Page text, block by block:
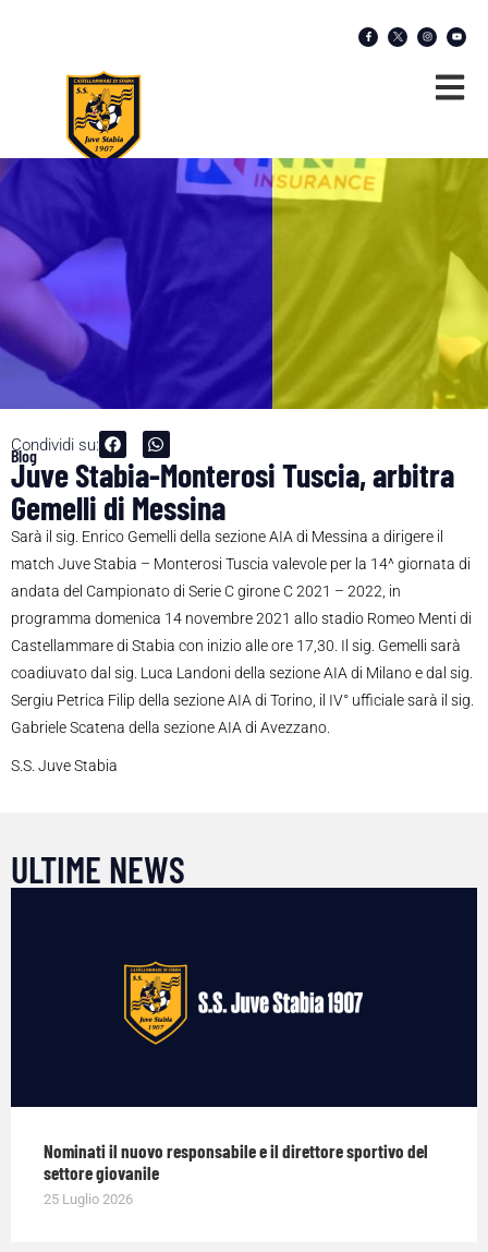
Condividi su:
Blog
Juve Stabia-Monterosi Tuscia, arbitra
Gemelli di Messina
Sarà il sig. Enrico Gemelli della sezione AIA di Messina a dirigere il
match Juve Stabia – Monterosi Tuscia valevole per la 14^ giornata di
andata del Campionato di Serie C girone C 2021 – 2022, in
programma domenica 14 novembre 2021 allo stadio Romeo Menti di
Castellammare di Stabia con inizio alle ore 17,30. Il sig. Gemelli sarà
coadiuvato dal sig. Luca Landoni della sezione AIA di Milano e dal sig.
Sergiu Petrica Filip della sezione AIA di Torino, il IV° ufficiale sarà il sig.
Gabriele Scatena della sezione AIA di Avezzano.
S.S. Juve Stabia
ULTIME NEWS
Nominati il nuovo responsabile e il direttore sportivo del
settore giovanile
25 Luglio 2026